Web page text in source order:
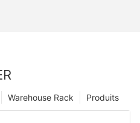
Produits
Warehouse Rack